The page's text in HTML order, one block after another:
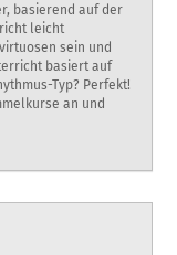
basierend auf der
leicht
sein und
basiert auf
Typ? Perfekt!
an und